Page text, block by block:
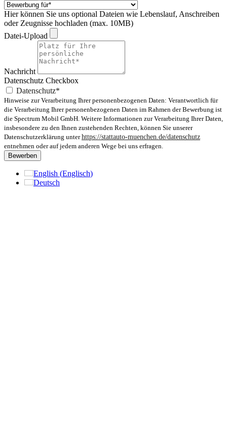
Hier können Sie uns optional Dateien wie Lebenslauf, Anschreiben
oder Zeugnisse hochladen (max. 10MB)
Datei-Upload
Nachricht
Datenschutz Checkbox
Datenschutz*
Hinweise zur Verarbeitung Ihrer personenbezogenen Daten: Verantwortlich für
die Verarbeitung Ihrer personenbezogenen Daten im Rahmen der Bewerbung ist
die Spectrum Mobil GmbH. Weitere Informationen zur Verarbeitung Ihrer Daten,
insbesondere zu den Ihnen zustehenden Rechten, können Sie unserer
Datenschutzerklärung unterhttps://stattauto-muenchen.de/datenschutz
entnehmen oder auf jedem anderen Wege bei uns erfragen.
Bewerben
English (Englisch)
Deutsch